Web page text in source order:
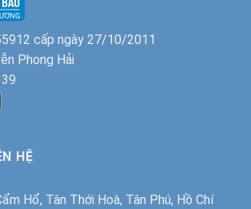
cấp ngày 27/10/2011
Phong Hải
HỆ
Hổ, Tân Thới Hoà, Tân Phú, Hồ Chí